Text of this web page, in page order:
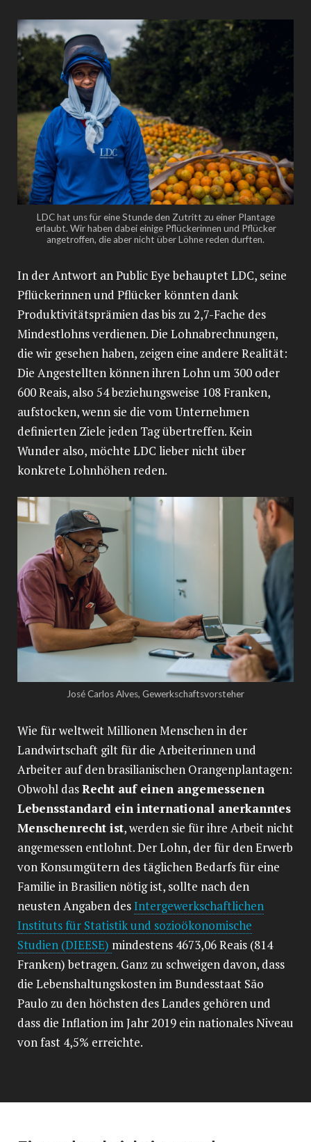
LDC hat uns für eine Stunde den Zutritt zu einer Plantage
erlaubt. Wir haben dabei einige Pflückerinnen und Pflücker
angetroffen, die aber nicht über Löhne reden durften.
In der Antwort an Public Eye behauptet LDC, seine
­Pflückerinnen und Pflücker könnten dank
Produktivitätsprämien das bis zu 2,7-Fache des
Mindestlohns verdienen. Die Lohnabrechnungen,
die wir gesehen haben, zeigen eine andere Realität:
Die Angestellten können ihren Lohn um 300 oder
600 Reais, also 54 beziehungsweise 108 Franken,
aufstocken, wenn sie die vom Unternehmen
definierten Ziele jeden Tag übertreffen. Kein
Wunder also, möchte LDC lieber nicht über
konkrete Lohnhöhen reden.
José Carlos Alves, Gewerkschaftsvorsteher
Wie für weltweit Millionen Menschen in der
Landwirtschaft gilt für die Arbeiterinnen und
Arbeiter auf den brasilianischen Orangenplantagen:
Obwohl dasRecht auf einen angemessenen
Lebensstandard ein international anerkanntes
Menschenrecht ist, werden sie für ihre Arbeit nicht
angemessen entlohnt. Der Lohn, der für den Erwerb
von Konsumgütern des täglichen Bedarfs für eine
Familie in Brasilien nötig ist, sollte nach den
neusten Angaben desIntergewerkschaftlichen
Instituts für Statistik und sozioökonomische
Studien (DIEESE) mindestens 4673,06 Reais (814
Franken) betragen. Ganz zu schweigen davon, dass
die Lebenshaltungskosten im Bundesstaat São
Paulo zu den höchsten des Landes gehören und
dass die Inflation im Jahr 2019 ein nationales Niveau
von fast 4,5% erreichte.